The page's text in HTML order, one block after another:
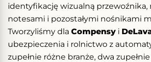
identyfikację wizualną przewoźnika,
notesami i pozostałymi nośnikami
Tworzyliśmy dla Compensy i
ubezpieczenia i rolnictwo z
zupełnie różne branże, dwa